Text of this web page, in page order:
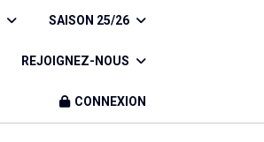
SAISON 25/26
REJOIGNEZ-NOUS
CONNEXION